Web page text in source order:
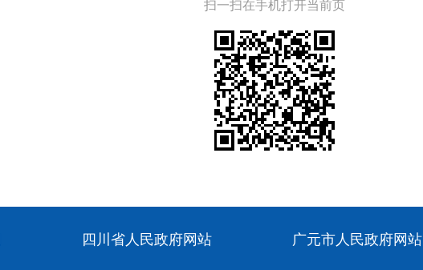
扫一扫在手机打开当前页
四川省人民政府网站 广元市人民政府网站